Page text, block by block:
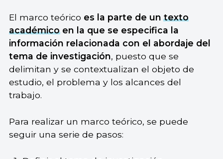
El marco teórico es la parte de untexto
académicoen la que se especifica la
información relacionada con el abordaje del
tema de investigación, puesto que se
delimitan y se contextualizan el objeto de
estudio, el problema y los alcances del
trabajo.
Para realizar un marco teórico, se puede
seguir una serie de pasos: